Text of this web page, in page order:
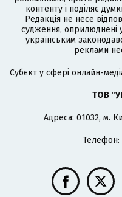
контенту і поділяє
Редакція не несе
судження, оприлюднені
українським
реклами
Cубєкт у сфері онлайн-
ТОВ
Адреса: 01032, м.
Телефон: